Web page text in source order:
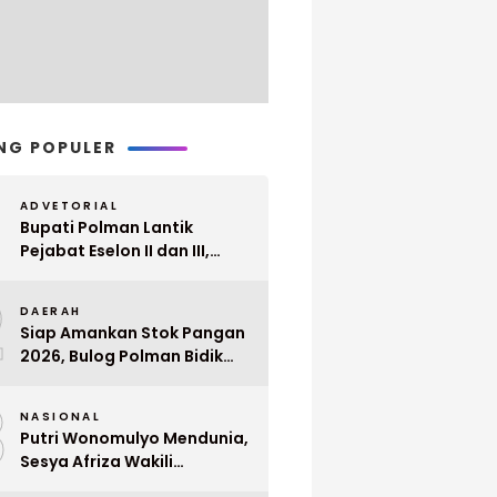
POPULER
ADVETORIAL
Bupati Polman Lantik
Pejabat Eselon II dan III,
DAERAH
Siap Amankan Stok Pangan
2026, Bulog Polman Bidik
NASIONAL
Putri Wonomulyo Mendunia,
Sesya Afriza Wakili